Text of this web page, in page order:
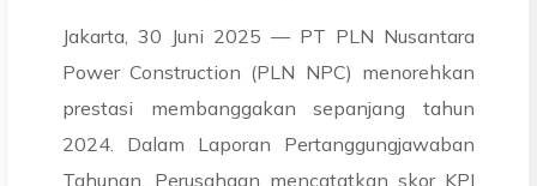
Jakarta, 30 Juni 2025 — PT PLN Nusantara
Power Construction (PLN NPC) menorehkan
prestasi membanggakan sepanjang tahun
2024. Dalam Laporan Pertanggungjawaban
Tahunan, Perusahaan mencatatkan skor KPI